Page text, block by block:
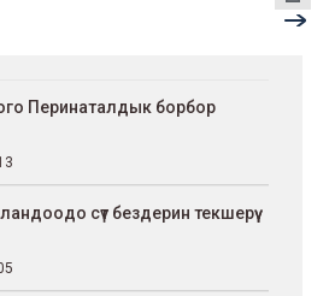
Перинаталдык борбор
сүт бездерин текшерүү